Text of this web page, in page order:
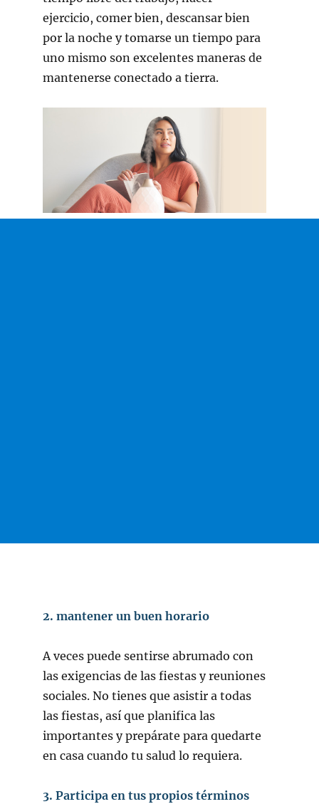
ejercicio, comer bien, descansar bien
por la noche y tomarse un tiempo para
uno mismo son excelentes maneras de
mantenerse conectado a tierra.
2. mantener un buen horario
A veces puede sentirse abrumado con
las exigencias de las fiestas y reuniones
sociales. No tienes que asistir a todas
las fiestas, así que planifica las
importantes y prepárate para quedarte
en casa cuando tu salud lo requiera.
3. Participa en tus propios términos